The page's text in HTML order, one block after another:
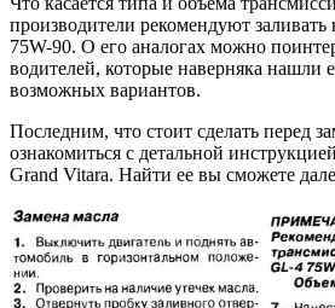
производители рекомендуют
75W-90. О его аналогах можно
водителей, которые наверняка нашли
возможных вариантов.
Последним, что стоит сделать перед
ознакомиться с детальной
Grand Vitara. Найти ее вы сможете